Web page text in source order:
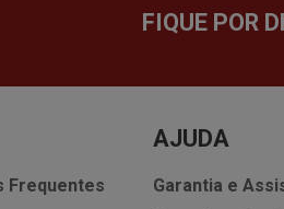
FIQUE POR
Frequentes
AJUDA
Garantia e